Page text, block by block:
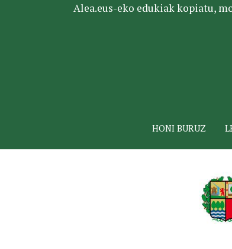
Alea.eus-eko edukiak kopiatu,
HONI BURUZ